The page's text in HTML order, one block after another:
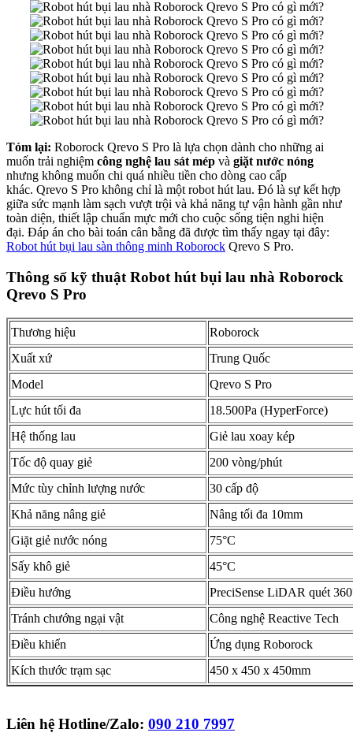
Tóm lại: Roborock Qrevo S Pro là lựa chọn dành cho những ai
muốn trải nghiệm công nghệ lau sát mép và giặt nước nóng
nhưng không muốn chi quá nhiều tiền cho dòng cao cấp
khác. Qrevo S Pro không chỉ là một robot hút lau. Đó là sự kết hợp
giữa sức mạnh làm sạch vượt trội và khả năng tự vận hành gần như
toàn diện, thiết lập chuẩn mực mới cho cuộc sống tiện nghi hiện
đại. Đáp án cho bài toán cân bằng đã được tìm thấy ngay tại đây:
Robot hút bụi lau sàn thông minh Roborock Qrevo S Pro.
Thông số kỹ thuật Robot hút bụi lau nhà Roborock
Qrevo S Pro
Thương hiệu
Roborock
Xuất xứ
Trung Quốc
Model
Qrevo S Pro
Lực hút tối đa
18.500Pa (HyperForce)
Hệ thống lau
Giẻ lau xoay kép
Tốc độ quay giẻ
200 vòng/phút
Mức tùy chỉnh lượng nước
30 cấp độ
Khả năng nâng giẻ
Nâng tối đa 10mm
Giặt giẻ nước nóng
75°C
Sấy khô giẻ
45°C
Điều hướng
PreciSense LiDAR quét
Tránh chướng ngại vật
Công nghệ Reactive Tech
Điều khiển
Ứng dụng Roborock
Kích thước trạm sạc
450 x 450 x 450mm
Liên hệ Hotline/Zalo: 090 210 7997